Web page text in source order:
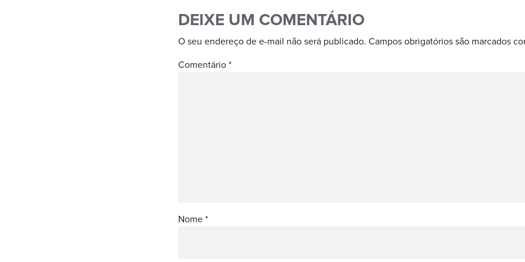
DEIXE UM COMENTÁRIO
O seu endereço de e-mail não será publicado. Campos obrigatórios são marcados
Comentário *
Nome *